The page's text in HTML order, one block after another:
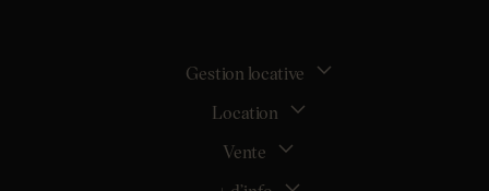
Gestion locative
La gestion locative
Location
Tous nos biens en location
Vente